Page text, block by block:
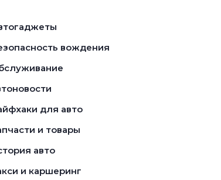
вождения
для авто
и товары
авто
и каршеринг